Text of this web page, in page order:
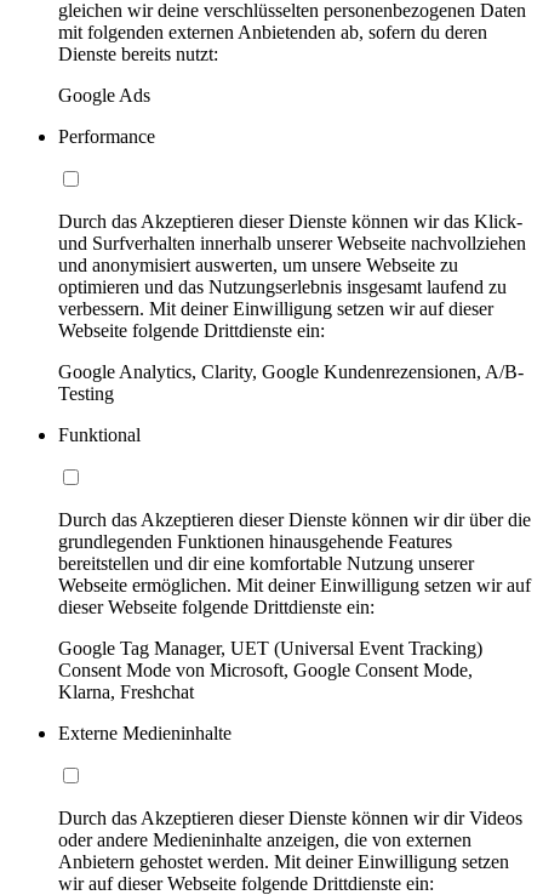
gleichen wir deine verschlüsselten personenbezogenen Daten
mit folgenden externen Anbietenden ab, sofern du deren
Dienste bereits nutzt:
Google Ads
Performance
Durch das Akzeptieren dieser Dienste können wir das Klick-
und Surfverhalten innerhalb unserer Webseite nachvollziehen
und anonymisiert auswerten, um unsere Webseite zu
optimieren und das Nutzungserlebnis insgesamt laufend zu
verbessern. Mit deiner Einwilligung setzen wir auf dieser
Webseite folgende Drittdienste ein:
Google Analytics, Clarity, Google Kundenrezensionen, A/B-
Testing
Funktional
Durch das Akzeptieren dieser Dienste können wir dir über die
grundlegenden Funktionen hinausgehende Features
bereitstellen und dir eine komfortable Nutzung unserer
Webseite ermöglichen. Mit deiner Einwilligung setzen wir auf
dieser Webseite folgende Drittdienste ein:
Google Tag Manager, UET (Universal Event Tracking)
Consent Mode von Microsoft, Google Consent Mode,
Klarna, Freshchat
Externe Medieninhalte
Durch das Akzeptieren dieser Dienste können wir dir Videos
oder andere Medieninhalte anzeigen, die von externen
Anbietern gehostet werden. Mit deiner Einwilligung setzen
wir auf dieser Webseite folgende Drittdienste ein: